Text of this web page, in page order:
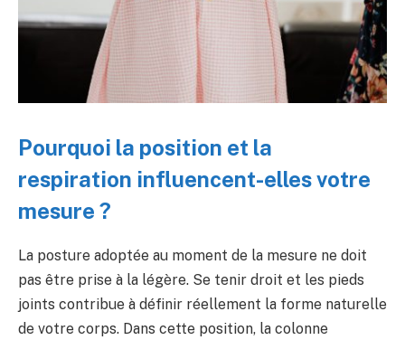
Pourquoi la position et la
respiration influencent-elles votre
mesure ?
La posture adoptée au moment de la mesure ne doit
pas être prise à la légère. Se tenir droit et les pieds
joints contribue à définir réellement la forme naturelle
de votre corps. Dans cette position, la colonne